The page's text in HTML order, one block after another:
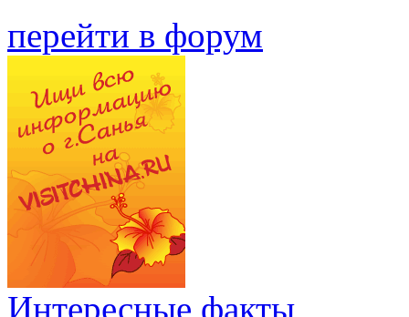
перейти в форум
Интересные факты